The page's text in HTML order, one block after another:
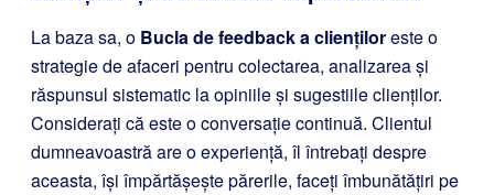
La baza sa, o Bucla de feedback a cliențiloreste o
strategie de afaceri pentru colectarea, analizarea și
răspunsul sistematic la opiniile și sugestiile clienților.
Considerați că este o conversație continuă. Clientul
dumneavoastră are o experiență, îl întrebați despre
aceasta, își împărtășește părerile, faceți îmbunătățiri pe